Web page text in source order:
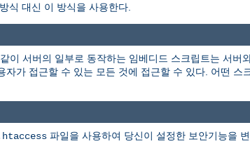
식 대신 이 방식을 사용한다.
이 서버의 일부로 동작하는 임베디드 스크립트는 서버
자가 접근할 수 있는 모든 것에 접근할 수 있다. 어떤
파일을 사용하여 당신이 설정한 보안기능을